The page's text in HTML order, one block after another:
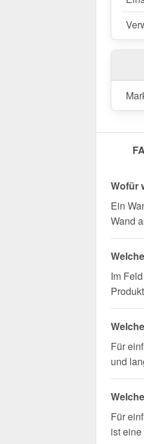
Wegen
Wofür
Ein
Wand
Im
Für
und
Für
ist eine